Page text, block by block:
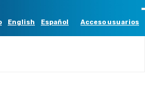
Acceso usuarios
Español
English